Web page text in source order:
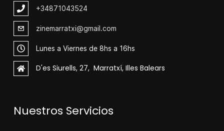
+34871043524
zinemarratxi@gmail.com
Lunes a Viernes de 8hs a 16hs
D'es Siurells, 27, Marratxí, Illes Balears
Nuestros Servicios